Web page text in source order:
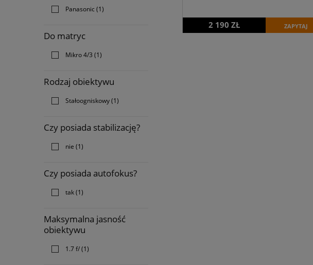
Panasonic (1)
Do matryc
Mikro 4/3 (1)
Rodzaj obiektywu
Stałoogniskowy(1)
Czy posiada stabilizację?
nie (1)
Czy posiada autofokus?
tak(1)
Maksymalna jasność
obiektywu
1.7 f/(1)
2 190 ZŁ ZAPYTAJ